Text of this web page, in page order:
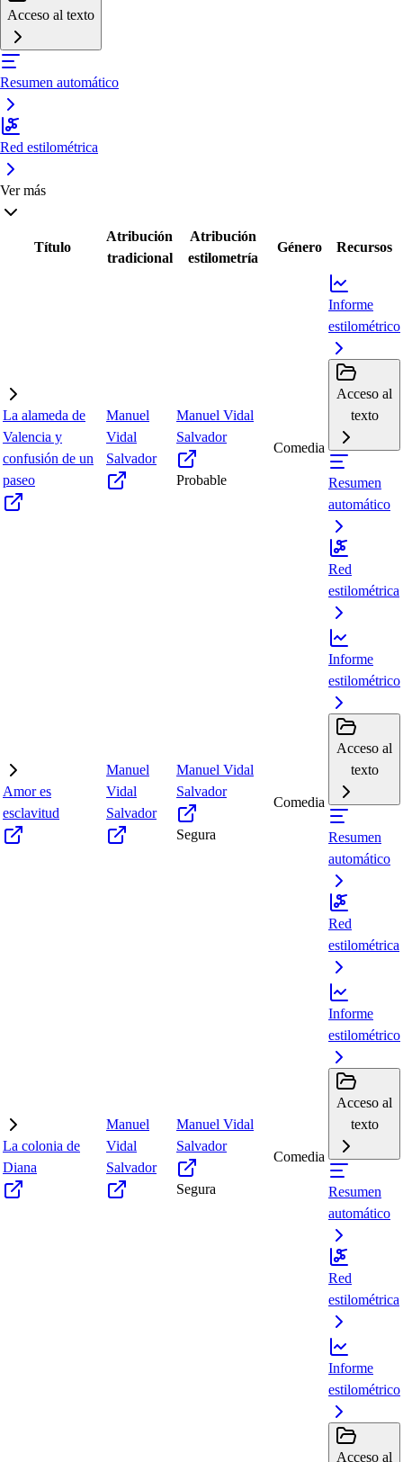
Acceso al texto
Resumen automático
Red estilométrica
Ver más
Título
Atribución
tradicional
Atribución
estilometría
Género Recursos
La alameda de
Valencia y
confusión de un
paseo
Manuel
Vidal
Salvador
Manuel Vidal
Salvador
Probable
Comedia
Informe
estilométrico
Acceso al
texto
Resumen
automático
Red
estilométrica
Amor es
esclavitud
Manuel
Vidal
Salvador
Manuel Vidal
Salvador
Segura
Comedia
Informe
estilométrico
Acceso al
texto
Resumen
automático
Red
estilométrica
La colonia de
Diana
Manuel
Vidal
Salvador
Manuel Vidal
Salvador
Segura
Comedia
Informe
estilométrico
Acceso al
texto
Resumen
automático
Red
estilométrica
Informe
estilométrico
Acceso al